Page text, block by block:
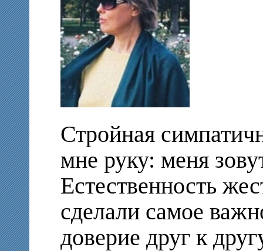
Стройная
мне руку: меня
Естественность
сделали самое
доверие друг к